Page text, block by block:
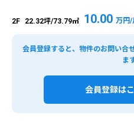
2F 22.32坪/73.79㎡ 10.00 万円
会員登録すると、物件のお問い合
ま
会員登録は